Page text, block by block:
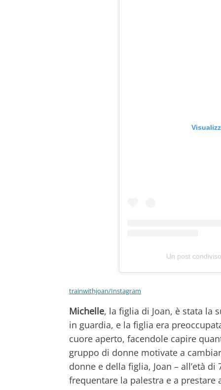
Un post
trainwithjoan/Instagram
Michelle, la figlia di Joan, è stata la
in guardia, e la figlia era
cuore aperto, facendole capire
gruppo di donne motivate a
donne e della figlia, Joan – all’età di
frequentare la palestra e a prestare